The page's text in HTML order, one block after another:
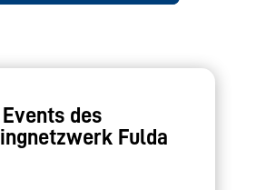
Events des
Fulda